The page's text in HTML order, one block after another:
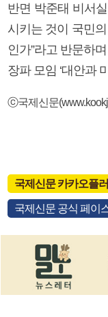
반면 박준태 비서
시키는 것이 국민
인가”라고 반문하
장파 모임 ‘대안과
ⓒ국제신문
국제신문 카카오플
국제신문 공식 페이